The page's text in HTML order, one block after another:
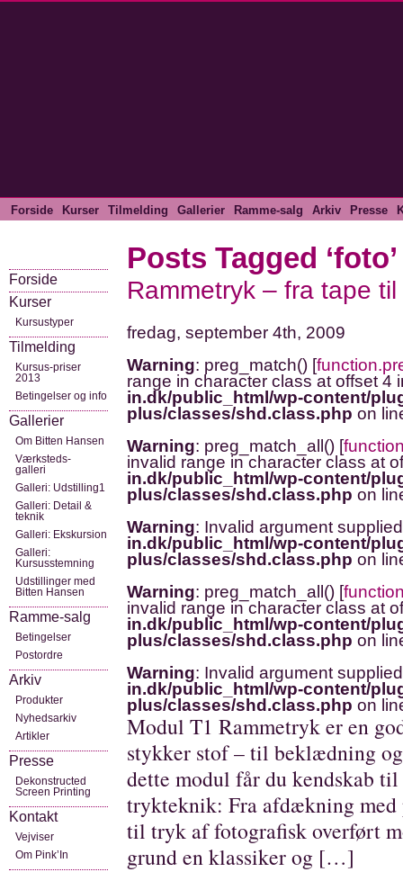
Forside Kurser Tilmelding Gallerier Ramme-salg Arkiv Presse
Posts Tagged ‘foto’
Rammetryk – fra tape
fredag, september 4th, 2009
Warning: preg_match() [
range in character class at offset 4
in.dk/public_html/wp-content/
plus/classes/shd.class.php on
Warning: preg_match_all() [
invalid range in character class at
in.dk/public_html/wp-content/
plus/classes/shd.class.php on
Warning: Invalid argument
in.dk/public_html/wp-content/
plus/classes/shd.class.php on
Warning: preg_match_all() [
invalid range in character class at
in.dk/public_html/wp-content/
plus/classes/shd.class.php on
Warning: Invalid argument
in.dk/public_html/wp-content/
plus/classes/shd.class.php on
Modul T1 Rammetryk er en
stykker stof – til beklædning
dette modul får du kendskab
trykteknik: Fra afdækning med
til tryk af fotografisk overført
grund en klassiker og […]
Forside
Kurser
Kursustyper
Tilmelding
Kursus-priser
2013
Betingelser og info
Gallerier
Om Bitten Hansen
Værksteds-
galleri
Galleri: Udstilling1
Galleri: Detail &
teknik
Galleri: Ekskursion
Galleri:
Kursusstemning
Udstillinger med
Bitten Hansen
Ramme-salg
Betingelser
Postordre
Arkiv
Produkter
Nyhedsarkiv
Artikler
Presse
Dekonstructed
Screen Printing
Kontakt
Vejviser
Om Pink’In